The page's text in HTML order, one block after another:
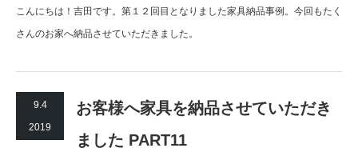
こんにちは！吉田です。第１２回目となりました家具納品事例。今回もたく
さんのお家へ納品させていただきました。
9.4
2019
お客様へ家具を納品させていただき
ました PART11